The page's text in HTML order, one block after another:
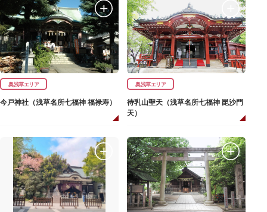
奥浅草エリア
今戸神社（浅草名所七福神 福禄寿）
奥浅草エリア
待乳山聖天（浅草名所七福神 毘沙門
天）